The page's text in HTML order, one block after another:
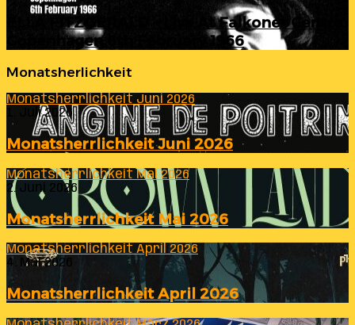
ELLA FITZGERALD – Live At Falkoner Centre
Copenhagen 6th February 1966
Monatsherlichkeit
Monatsherrlichkeit Juni 2026
1. Juli 2026
Monatsherrlichkeit Juni 2026
Monatsherrlichkeit Mai 2026
2. Juni 2026
Monatsherrlichkeit Mai 2026
Monatsherrlichkeit April 2026
4. Mai 2026
Monatsherrlichkeit April 2026